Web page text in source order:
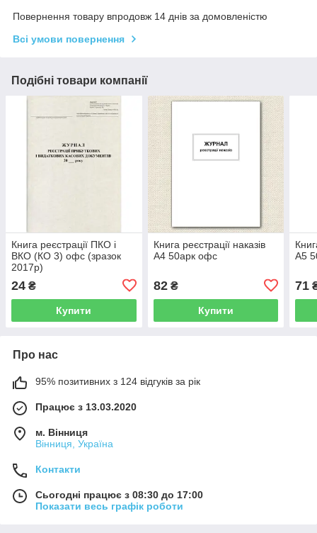
Повернення товару впродовж 14 днів за домовленістю
Всі умови повернення
Подібні товари компанії
Книга реєстрації ПКО і
ВКО (КО 3) офс (зразок
2017р)
24 ₴
Купити
Книга реєстрації наказів
А4 50арк офс
82₴
Купити
А5
71
Про нас
95% позитивних з 124 відгуків за рік
Працює з 13.03.2020
м. Вінниця
Вінниця, Україна
Контакти
Сьогодні працює з 08:30 до 17:00
Показати весь графік роботи